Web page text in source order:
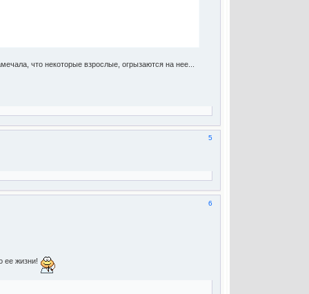
что некоторые взрослые, огрызаются на нее...
5
6
ее жизни!